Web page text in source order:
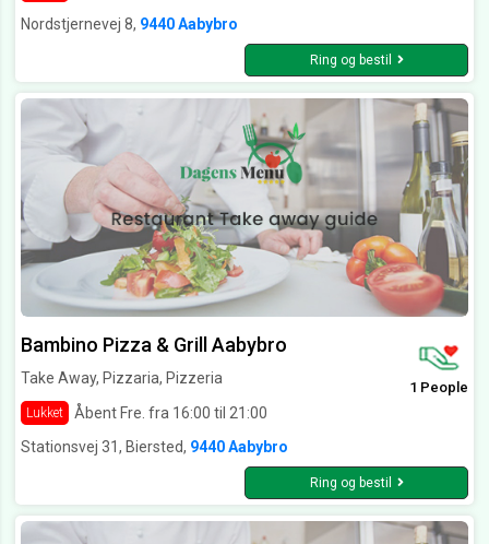
Nordstjernevej 8, 9440 Aabybro
Ring og bestil
Bambino Pizza & Grill Aabybro
Take Away, Pizzaria, Pizzeria
Lukket Åbent Fre. fra 16:00 til 21:00
1 People
Stationsvej 31, Biersted, 9440 Aabybro
Ring og bestil